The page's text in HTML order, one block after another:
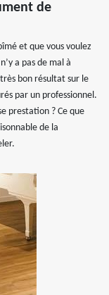
de
et que vous voulez
a pas de mal à
bon résultat sur le
par un professionnel.
prestation ? Ce que
de la